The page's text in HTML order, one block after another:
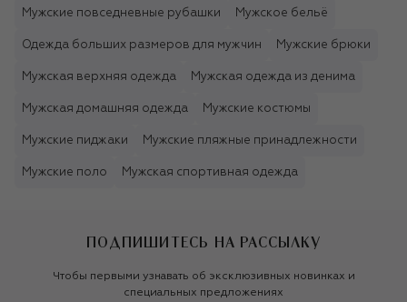
Мужские повседневные рубашки Мужское бельё
Одежда больших размеров для мужчин Мужские брюки
Мужская верхняя одежда Мужская одежда из денима
Мужская домашняя одежда Мужские костюмы
Мужские пиджаки Мужские пляжные принадлежности
Мужские поло Мужская спортивная одежда
ПОДПИШИТЕСЬ НА РАССЫЛКУ
Чтобы первыми узнавать об эксклюзивных новинках и
специальных предложениях